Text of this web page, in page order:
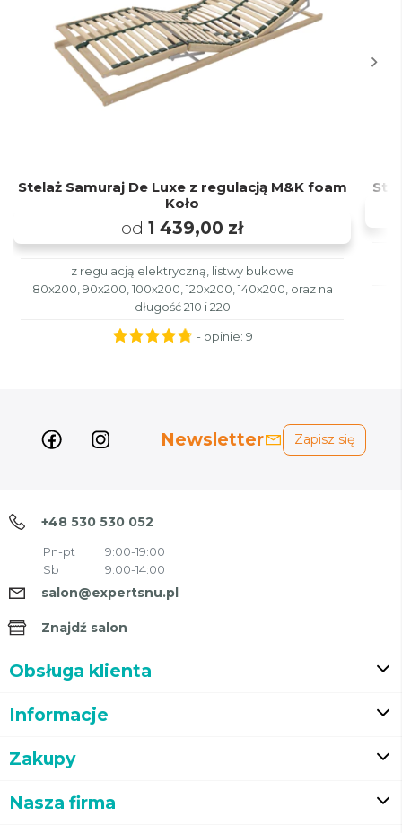
Stelaż Samuraj De Luxe z regulacją M&K foam
Koło
od 1 439,00 zł
z regulacją elektryczną, listwy bukowe
80x200, 90x200, 100x200, 120x200, 140x200, oraz na
długość 210 i 220
- opinie: 9
Newsletter Zapisz się
+48 530 530 052
Pn-pt
9:00-19:00
Sb
9:00-14:00
salon@expertsnu.pl
Znajdź salon
Obsługa klienta
Informacje
Zakupy
Nasza firma